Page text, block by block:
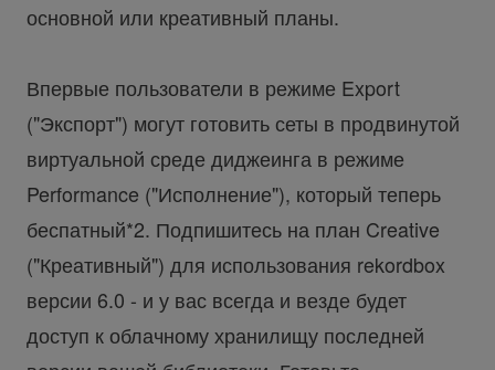
основной или креативный планы.
Впервые пользователи в режиме Export
("Экспорт") могут готовить сеты в продвинутой
виртуальной среде диджеинга в режиме
Performance ("Исполнение"), который теперь
беспатный*2. Подпишитесь на план Creative
("Креативный") для использования rekordbox
версии 6.0 - и у вас всегда и везде будет
доступ к облачному хранилищу последней